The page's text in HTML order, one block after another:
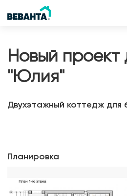
Новый проект
"Юлия"
Двухэтажный коттедж для
Планировка